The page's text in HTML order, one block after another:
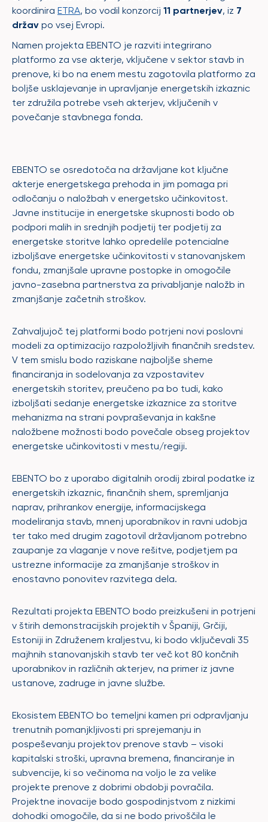
koordinira ETRA, bo vodil konzorcij 11 partnerjev, iz 7
držav po vsej Evropi.
Namen projekta EBENTO je razviti integrirano
platformo za vse akterje, vključene v sektor stavb in
prenove, ki bo na enem mestu zagotovila platformo za
boljše usklajevanje in upravljanje energetskih izkaznic
ter združila potrebe vseh akterjev, vključenih v
povečanje stavbnega fonda.
EBENTO se osredotoča na državljane kot ključne
akterje energetskega prehoda in jim pomaga pri
odločanju o naložbah v energetsko učinkovitost.
Javne institucije in energetske skupnosti bodo ob
podpori malih in srednjih podjetij ter podjetij za
energetske storitve lahko opredelile potencialne
izboljšave energetske učinkovitosti v stanovanjskem
fondu, zmanjšale upravne postopke in omogočile
javno-zasebna partnerstva za privabljanje naložb in
zmanjšanje začetnih stroškov.
Zahvaljujoč tej platformi bodo potrjeni novi poslovni
modeli za optimizacijo razpoložljivih finančnih sredstev.
V tem smislu bodo raziskane najboljše sheme
financiranja in sodelovanja za vzpostavitev
energetskih storitev, preučeno pa bo tudi, kako
izboljšati sedanje energetske izkaznice za storitve
mehanizma na strani povpraševanja in kakšne
naložbene možnosti bodo povečale obseg projektov
energetske učinkovitosti v mestu/regiji.
EBENTO bo z uporabo digitalnih orodij zbiral podatke iz
energetskih izkaznic, finančnih shem, spremljanja
naprav, prihrankov energije, informacijskega
modeliranja stavb, mnenj uporabnikov in ravni udobja
ter tako med drugim zagotovil državljanom potrebno
zaupanje za vlaganje v nove rešitve, podjetjem pa
ustrezne informacije za zmanjšanje stroškov in
enostavno ponovitev razvitega dela.
Rezultati projekta EBENTO bodo preizkušeni in potrjeni
v štirih demonstracijskih projektih v Španiji, Grčiji,
Estoniji in Združenem kraljestvu, ki bodo vključevali 35
majhnih stanovanjskih stavb ter več kot 80 končnih
uporabnikov in različnih akterjev, na primer iz javne
ustanove, zadruge in javne službe.
Ekosistem EBENTO bo temeljni kamen pri odpravljanju
trenutnih pomanjkljivosti pri sprejemanju in
pospeševanju projektov prenove stavb – visoki
kapitalski stroški, upravna bremena, financiranje in
subvencije, ki so večinoma na voljo le za velike
projekte prenove z dobrimi obdobji povračila.
Projektne inovacije bodo gospodinjstvom z nizkimi
dohodki omogočile, da si ne bodo privoščila le